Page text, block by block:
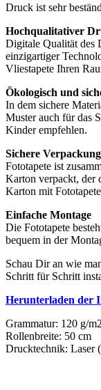
Druck ist sehr
Hochqualitativer
Digitale Qualität des
einzigartiger
Vliestapete Ihren
Ökologisch und
In dem sichere
Muster auch für das
Kinder empfehlen.
Sichere Verpackung
Fototapete ist
Karton verpackt, der
Karton mit
Einfache Montage
Die Fototapete
bequem in der
Schau Dir an wie
Schritt für Schritt
Herunterladen der
Grammatur: 120 g/m2
Rollenbreite: 50 cm
Drucktechnik: Laser